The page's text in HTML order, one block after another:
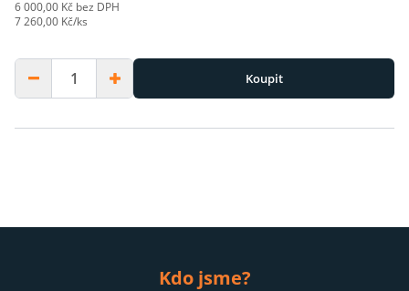
6 000,00 Kč bez DPH
7 260,00 Kč/ks
Koupit
Kdo jsme?